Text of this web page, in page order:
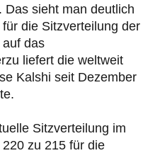
Das sieht man deutlich
die Sitzverteilung der
das
liefert die weltweit
Kalshi seit Dezember
Sitzverteilung im
zu 215 für die